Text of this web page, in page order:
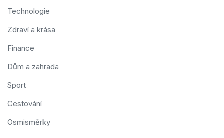
Technologie
Zdraví a krása
Finance
Dům a zahrada
Sport
Cestování
Osmisměrky